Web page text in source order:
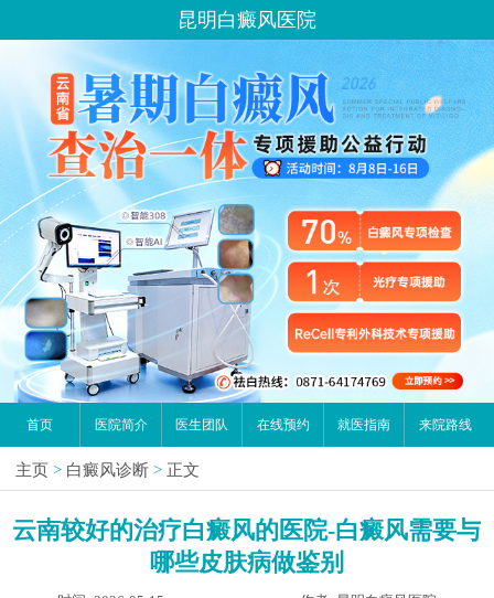
昆明白癜风医院
首页 医院简介 医生团队 在线预约 就医指南 来院路线
主页 > 白癜风诊断 > 正文
云南较好的治疗白癜风的医院-白癜风需要与
哪些皮肤病做鉴别